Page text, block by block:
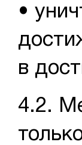
•
в
4.2.